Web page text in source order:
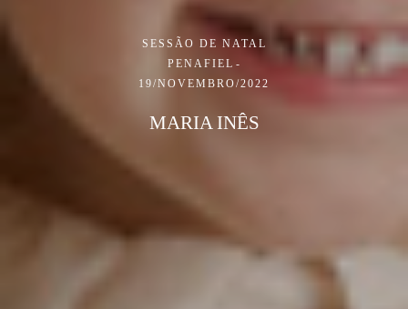
SESSÃO DE NATAL
PENAFIEL
19/NOVEMBRO/2022
MARIA INÊS